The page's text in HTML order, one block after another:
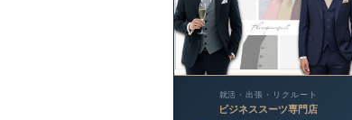
就活・出張・リクルート
ビジネススーツ専門店